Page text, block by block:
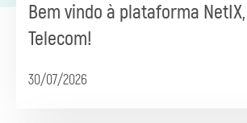
Bem vindo à plataforma
Telecom!
30/07/2026